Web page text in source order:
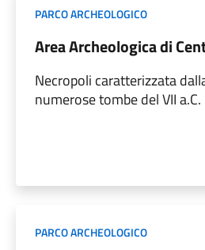
PARCO ARCHEOLOGICO
Area Archeologica di
Necropoli caratterizzata
numerose tombe del VII a.C.
PARCO ARCHEOLOGICO